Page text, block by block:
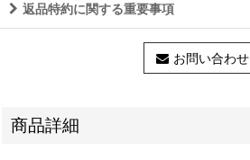
返品特約に関する重要事項
お問い合わせ
商品詳細